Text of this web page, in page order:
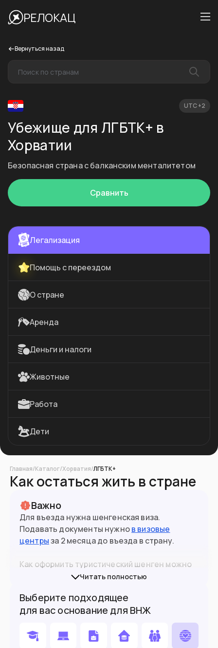
РЕЛОКАЦ
Вернуться назад
UTC +2
Убежище для ЛГБТК+ в
Хорватии
Безопасная страна с балканским менталитетом
Сравнить
Легализация
Помощь с переездом
О стране
Аренда
Деньги и налоги
Животные
Работа
Дети
Главная/Каталог/Хорватия/ЛГБТК+
Как остаться жить в стране
Важно
Для въезда нужна шенгенская виза.
Подавать документы нужнов визовые
центрыза 2 месяца до въезда в страну.
Как оформить туристический шенген можно
в нашем материале на сайте
При въезде в страны ЕС желательно иметь
биометрический (10-летний) паспорт.
Граждане РФ могут въехать по 5-летнему, но
каждая ситуация будет оцениваться
Население 3.8 млн
Читать полностью
Выберите подходящее
для вас основание для ВНЖ